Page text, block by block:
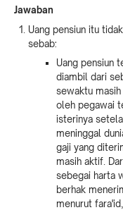
Jawaban
Uang pensiun itu
sebab:
Uang pensiun
diambil dari
sewaktu
oleh pegawai
isterinya
meninggal
gaji yang
masih aktif.
sebegai harta
berhak
menurut